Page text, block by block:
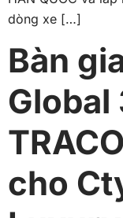
dòng xe […]
Bàn
Global
cho